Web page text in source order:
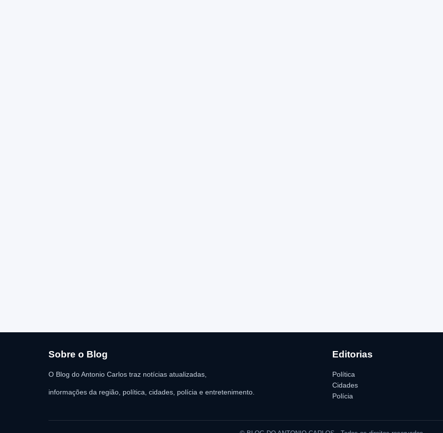
Sobre o Blog
O Blog do Antonio Carlos traz notícias atualizadas,
informações da região, política, cidades, polícia e entretenimento.
Editorias
Política
Cidades
Polícia